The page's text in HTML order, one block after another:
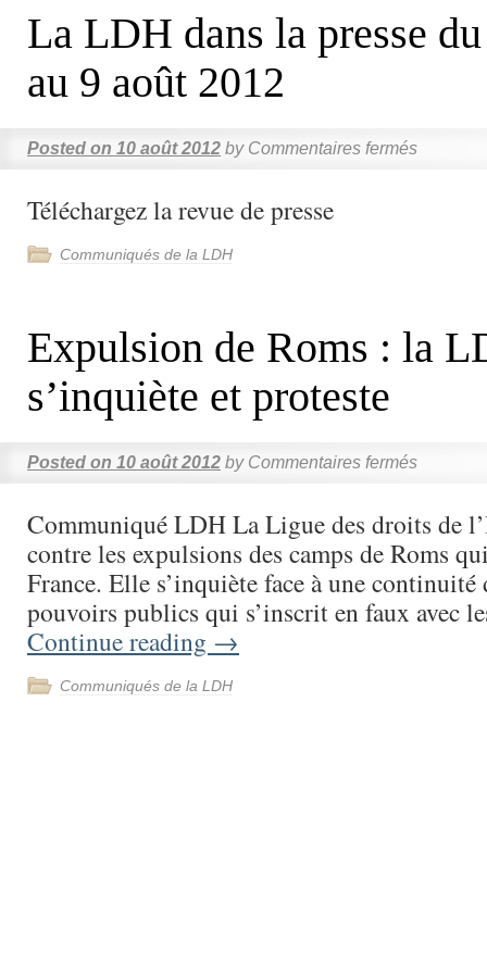
La LDH dans la presse
au 9 août 2012
Posted on 10 août 2012 by Commentaires fermés
Téléchargez la revue de presse
Communiqués de la LDH
Expulsion de Roms : la
s’inquiète et proteste
Posted on 10 août 2012 by Commentaires fermés
Communiqué LDH La Ligue des droits de
contre les expulsions des camps de Roms
France. Elle s’inquiète face à une continuité
pouvoirs publics qui s’inscrit en faux avec
Continue reading →
Communiqués de la LDH